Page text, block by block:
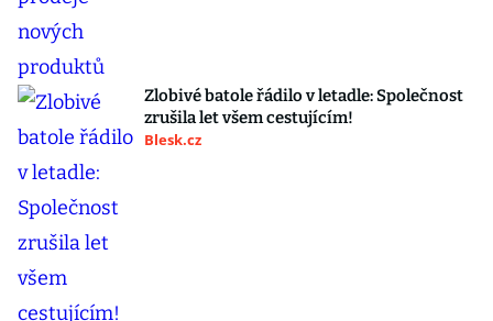
Zlobivé batole řádilo v letadle: Společnost
zrušila let všem cestujícím!
Blesk.cz